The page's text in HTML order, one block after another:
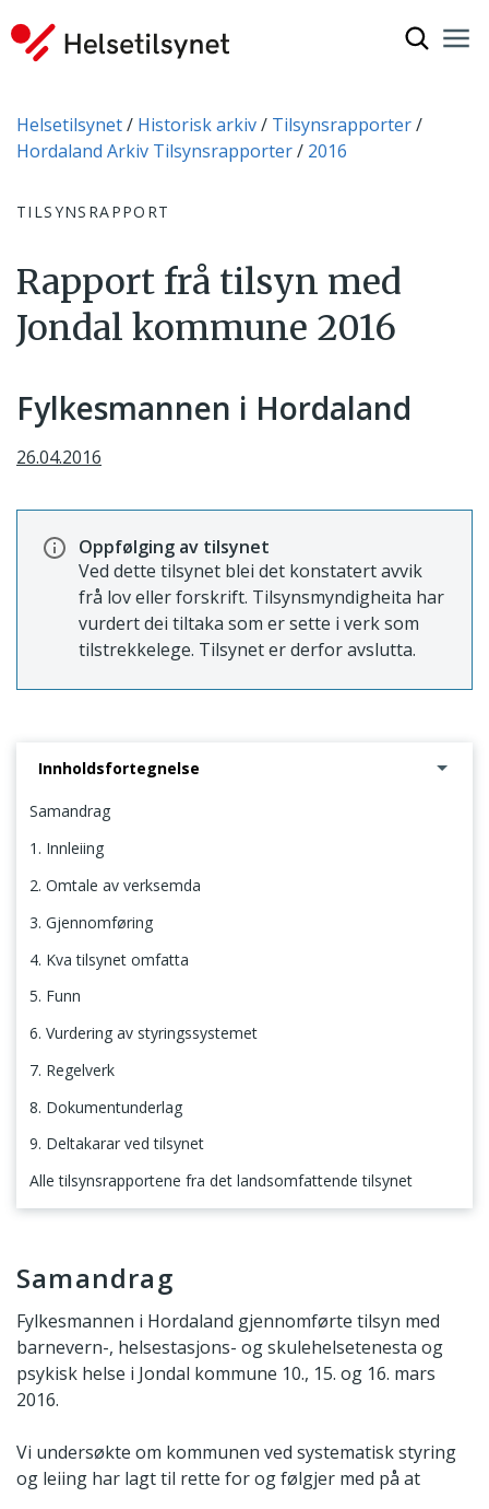
Du er her:
Helsetilsynet Historisk arkiv
Tilsynsrapporter
Hordaland Arkiv Tilsynsrapporter
2016
TILSYNSRAPPORT
Rapport frå tilsyn med
Jondal kommune 2016
Fylkesmannen i Hordaland
26.04.2016
Oppfølging av tilsynet
Ved dette tilsynet blei det konstatert avvik
frå lov eller forskrift. Tilsynsmyndigheita har
vurdert dei tiltaka som er sette i verk som
tilstrekkelege. Tilsynet er derfor avslutta.
Innholdsfortegnelse
Samandrag
1. Innleiing
2. Omtale av verksemda
3. Gjennomføring
4. Kva tilsynet omfatta
5. Funn
6. Vurdering av styringssystemet
7. Regelverk
8. Dokumentunderlag
9. Deltakarar ved tilsynet
Alle tilsynsrapportene fra det landsomfattende tilsynet
Samandrag
Fylkesmannen i Hordaland gjennomførte tilsyn med
barnevern-, helsestasjons- og skulehelsetenesta og
psykisk helse i Jondal kommune 10., 15. og 16. mars
2016.
Vi undersøkte om kommunen ved systematisk styring
og leiing har lagt til rette for og følgjer med på at